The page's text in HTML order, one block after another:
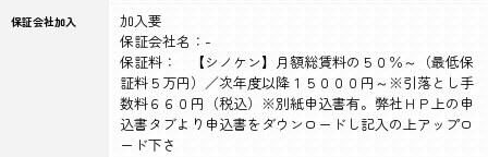
保証会社加入
加入要
保証会社名：-
保証料： 【シノケン】月額総賃料の５０％～（最低保
証料５万円）／次年度以降１５０００円～※引落とし手
数料６６０円（税込）※別紙申込書有。弊社ＨＰ上の申
込書タブより申込書をダウンロードし記入の上アップロ
ード下さ